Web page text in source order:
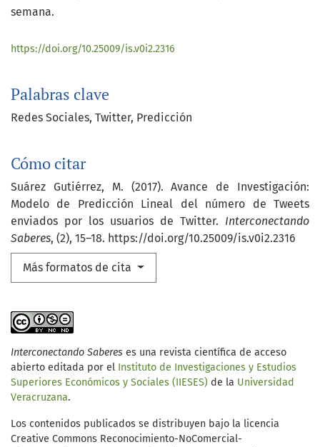
Palabras clave
Redes Sociales Twitter Predicción
Cómo citar
Suárez Gutiérrez, M. (2017). Avance de Investigación:
Modelo de Predicción Lineal del número de Tweets
enviados por los usuarios de Twitter. Interconectando
Saberes, (2), 15–18. https://doi.org/10.25009/is.v0i2.2316
Más formatos de cita
semana.
https://doi.org/10.25009/is.v0i2.2316
Interconectando Saberes es una revista científica de acceso
abierto editada por el Instituto de Investigaciones y Estudios
Superiores Económicos y Sociales (IIESES) de la Universidad
Veracruzana.
Los contenidos publicados se distribuyen bajo la licencia
Creative Commons Reconocimiento-NoComercial-